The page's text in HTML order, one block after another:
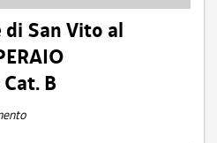
San Vito al
Cat. B